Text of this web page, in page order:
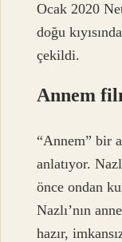
Ocak 2020
doğu
çekildi.
Annem
“Annem” bir
anlatıyor.
önce ondan
Nazlı’nın
hazır,